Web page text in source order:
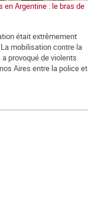
en Argentine : le bras de
était extrêmement
mobilisation contre la
provoqué de violents
Aires entre la police et